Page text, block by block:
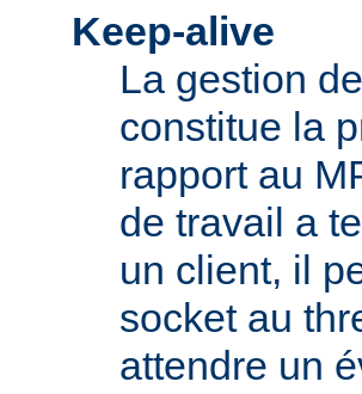
Keep-alive
La gestion
constitue la
rapport au
de travail a
un client, il
socket au
attendre un